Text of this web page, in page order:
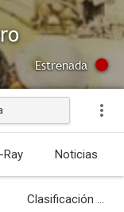
Estrenada
Ray Noticias
Clasificación por edades